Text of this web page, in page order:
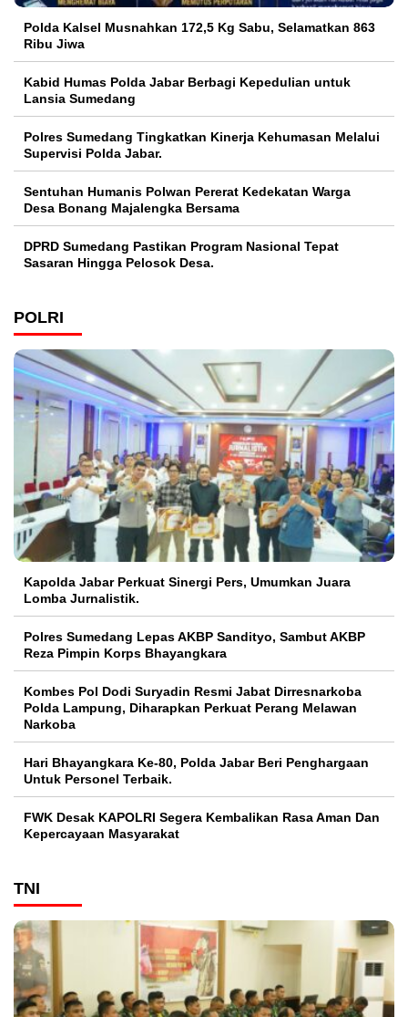
Polda Kalsel Musnahkan 172,5 Kg Sabu, Selamatkan 863
Ribu Jiwa
Kabid Humas Polda Jabar Berbagi Kepedulian untuk
Lansia Sumedang
Polres Sumedang Tingkatkan Kinerja Kehumasan Melalui
Supervisi Polda Jabar.
Sentuhan Humanis Polwan Pererat Kedekatan Warga
Desa Bonang Majalengka Bersama
DPRD Sumedang Pastikan Program Nasional Tepat
Sasaran Hingga Pelosok Desa.
POLRI
Kapolda Jabar Perkuat Sinergi Pers, Umumkan Juara
Lomba Jurnalistik.
Polres Sumedang Lepas AKBP Sandityo, Sambut AKBP
Reza Pimpin Korps Bhayangkara
Kombes Pol Dodi Suryadin Resmi Jabat Dirresnarkoba
Polda Lampung, Diharapkan Perkuat Perang Melawan
Narkoba
Hari Bhayangkara Ke-80, Polda Jabar Beri Penghargaan
Untuk Personel Terbaik.
FWK Desak KAPOLRI Segera Kembalikan Rasa Aman Dan
Kepercayaan Masyarakat
TNI